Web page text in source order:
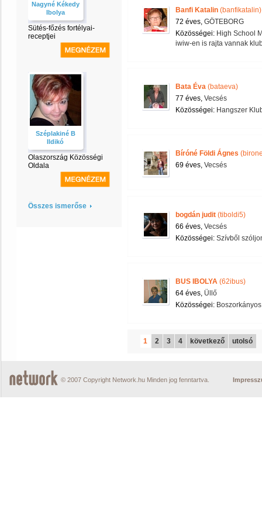
Nagyné Kékedy
Ibolya
Sütés-főzés fortélyai-
receptjei
Széplakiné B
Ildikó
Olaszország Közösségi
Oldala
Összes ismerőse
Banfi Katalin (banfikatalin)
72 éves, GÖTEBORG
Közösségei: High School
iwiw-en is rajta vannak
Bata Éva (bataeva)
77 éves, Vecsés
Közösségei: Hangszer
Bíróné Földi Ágnes
69 éves, Vecsés
bogdán judit (tiboldi5)
66 éves, Vecsés
Közösségei: Szívből
BUS IBOLYA (62ibus)
64 éves, Üllő
Közösségei:
1 2 3 4 következő utolsó
© 2007 Copyright Network.hu Minden jog fenntartva.